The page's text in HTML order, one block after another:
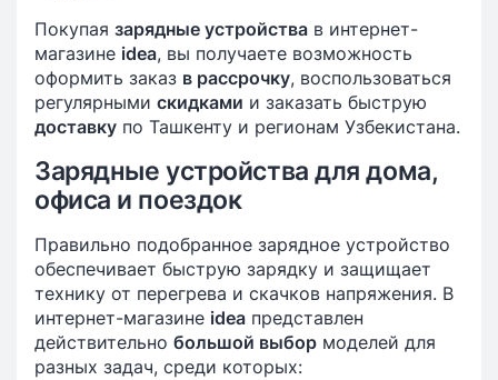
Покупая зарядные устройства в интернет-
магазине idea, вы получаете возможность
оформить заказ в рассрочку, воспользоваться
регулярными скидками и заказать быструю
доставку по Ташкенту и регионам Узбекистана.
Зарядные устройства для дома,
офиса и поездок
Правильно подобранное зарядное устройство
обеспечивает быструю зарядку и защищает
технику от перегрева и скачков напряжения. В
интернет-магазине idea представлен
действительно большой выбор моделей для
разных задач, среди которых: